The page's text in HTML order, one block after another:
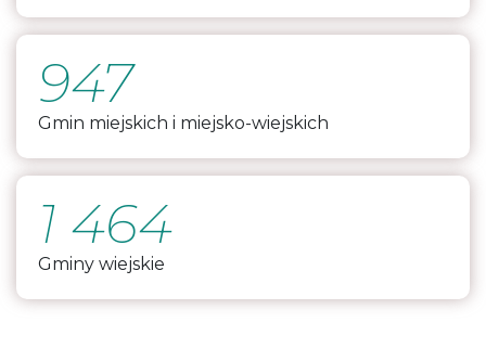
947
Gmin miejskich i miejsko-wiejskich
1 464
Gminy wiejskie